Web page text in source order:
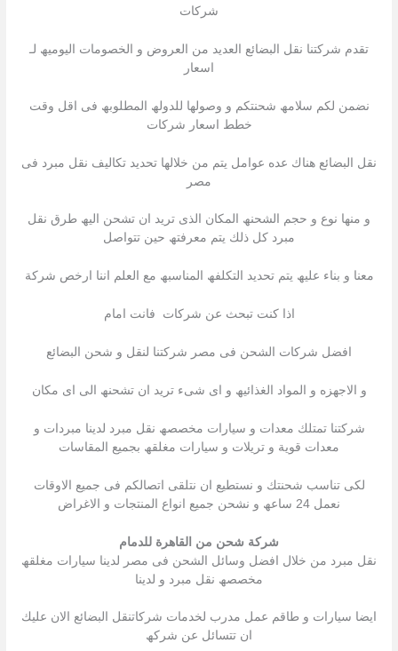
شركات
تقدم شركتنا نقل البضائع العدید من العروض و الخصومات الیومیھ لـ
اسعار
نضمن لكم سلامھ شحنتكم و وصولھا للدولھ المطلوبھ فى اقل وقت
خطط اسعار شركات
نقل البضائع ھناك عده عوامل یتم من خلالھا تحدید تكالیف نقل مبرد فى
مصر
و منھا نوع و حجم الشحنھ المكان الذى ترید ان تشحن الیھ طرق نقل
مبرد كل ذلك یتم معرفتھ حین تتواصل
معنا و بناء علیھ یتم تحدید التكلفھ المناسبھ مع العلم اننا ارخص شركة
اذا كنت تبحث عن شركات فانت امام
افضل شركات الشحن فى مصر شركتنا لنقل و شحن البضائع
و الاجھزه و المواد الغذائیھ و اى شىء ترید ان تشحنھ الى اى مكان
شركتنا تمتلك معدات و سیارات مخصصھ نقل مبرد لدینا مبردات و
معدات قویة و تریلات و سیارات مغلقھ بجمیع المقاسات
لكى تناسب شحنتك و نستطیع ان نتلقى اتصالكم فى جمیع الاوقات
نعمل 24 ساعھ و نشحن جمیع انواع المنتجات و الاغراض
شركة شحن من القاهرة للدمام
نقل مبرد من خلال افضل وسائل الشحن فى مصر لدینا سیارات مغلقھ
مخصصھ نقل مبرد و لدینا
ایضا سیارات و طاقم عمل مدرب لخدمات شركاتنقل البضائع الان علیك
ان تتسائل عن شركھ